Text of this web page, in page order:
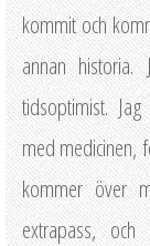
kommit och
annan
tidsoptimist.
med medicinen,
kommer över
extrapass,